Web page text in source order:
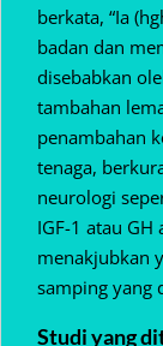
berkata, “Ia
badan dan
disebabkan
tambahan
penambahan
tenaga,
neurologi
IGF-1 atau GH
menakjubkan
samping yang
Studi yang